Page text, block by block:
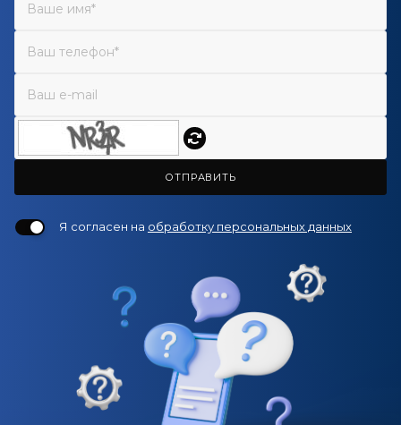
ОТПРАВИТЬ
Я согласен на обработку персональных данных